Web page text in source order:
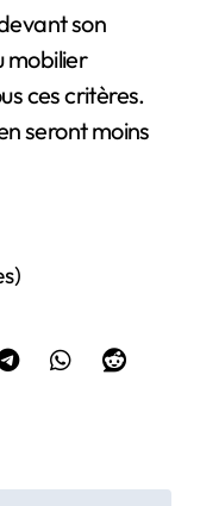
son
mobilier
ces critères.
seront moins